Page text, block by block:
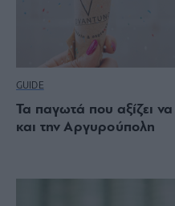
GUIDE
Τα παγωτά που αξίζει
και την Αργυρούπολη